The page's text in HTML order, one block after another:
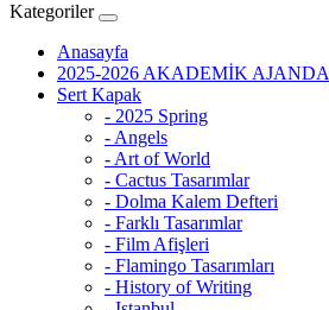
Kategoriler
Anasayfa
2025-2026 AKADEMİK AJANDA
Sert Kapak
- 2025 Spring
- Angels
- Art of World
- Cactus Tasarımlar
- Dolma Kalem Defteri
- Farklı Tasarımlar
- Film Afişleri
- Flamingo Tasarımları
- History of Writing